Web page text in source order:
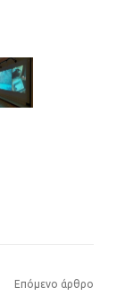
Επόμενο άρθρο